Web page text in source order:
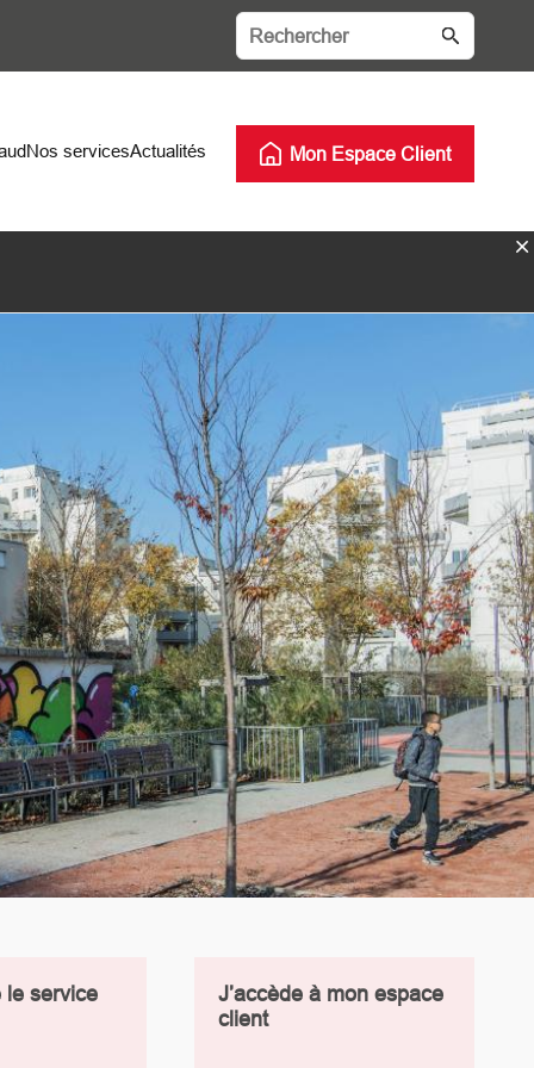
Nos servicesActualités Mon Espace Client
le service
J’accède à mon espace
client